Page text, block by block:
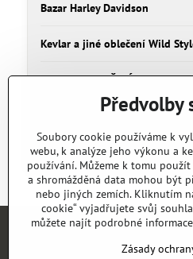
Bazar Harley Davidson
Kevlar a jiné oblečení Wild
HELMY A OBLEČENÍ
Bazar Oblečení
Bazar Humvee, Humer, H1
Předvolby
Soubory cookie používáme k
webu, k analýze jeho výkonu a
používání. Můžeme k tomu
a shromážděná data mohou být
nebo jiných zemích. Kliknutím
cookie“ vyjadřujete svůj
můžete najít podrobné
Zásady